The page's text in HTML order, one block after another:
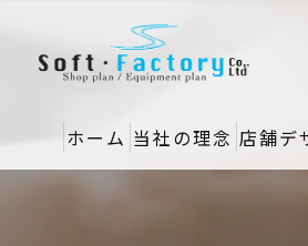
ホーム 当社の理念 店舗デ